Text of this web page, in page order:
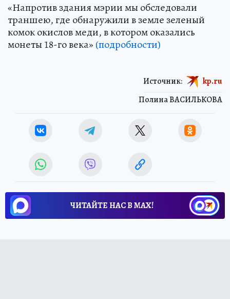
«Напротив здания мэрии мы обследовали
траншею, где обнаружили в земле зеленый
комок окислов меди, в котором оказались
монеты 18-го века» (подробности)
Полина ВАСИЛЬКОВА
Источник: kp.ru
ЧИТАЙТЕ НАС В МАХ!